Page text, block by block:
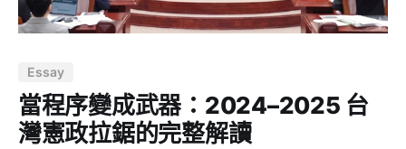
看起來避世、消極、甚至帶迷信色彩的宗教。
Essay
當程序變成武器：2024–2025 台
灣憲政拉鋸的完整解讀